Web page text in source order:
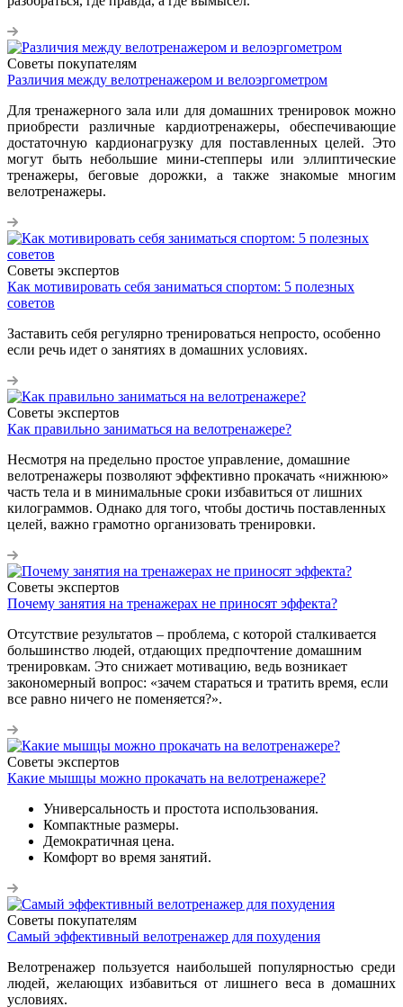
Советы покупателям
Различия между велотренажером и велоэргометром
Для тренажерного зала или для домашних тренировок можно
приобрести различные кардиотренажеры, обеспечивающие
достаточную кардионагрузку для поставленных целей. Это
могут быть небольшие мини-степперы или эллиптические
тренажеры, беговые дорожки, а также знакомые многим
велотренажеры.
Советы экспертов
Как мотивировать себя заниматься спортом: 5 полезных
советов
Заставить себя регулярно тренироваться непросто, особенно
если речь идет о занятиях в домашних условиях.
Советы экспертов
Как правильно заниматься на велотренажере?
Несмотря на предельно простое управление, домашние
велотренажеры позволяют эффективно прокачать «нижнюю»
часть тела и в минимальные сроки избавиться от лишних
килограммов. Однако для того, чтобы достичь поставленных
целей, важно грамотно организовать тренировки.
Советы экспертов
Почему занятия на тренажерах не приносят эффекта?
Отсутствие результатов – проблема, с которой сталкивается
большинство людей, отдающих предпочтение домашним
тренировкам. Это снижает мотивацию, ведь возникает
закономерный вопрос: «зачем стараться и тратить время, если
все равно ничего не поменяется?».
Советы экспертов
Какие мышцы можно прокачать на велотренажере?
Универсальность и простота использования.
Компактные размеры.
Демократичная цена.
Комфорт во время занятий.
Советы покупателям
Самый эффективный велотренажер для похудения
Велотренажер пользуется наибольшей популярностью среди
людей, желающих избавиться от лишнего веса в домашних
условиях.